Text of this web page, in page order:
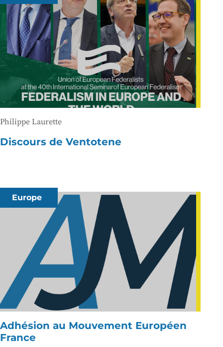
Philippe Laurette
Discours de Ventotene
Europe
Adhésion au Mouvement Européen
France